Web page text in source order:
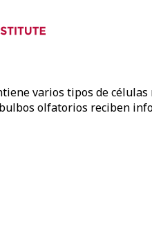
varios tipos de
olfatorios reciben